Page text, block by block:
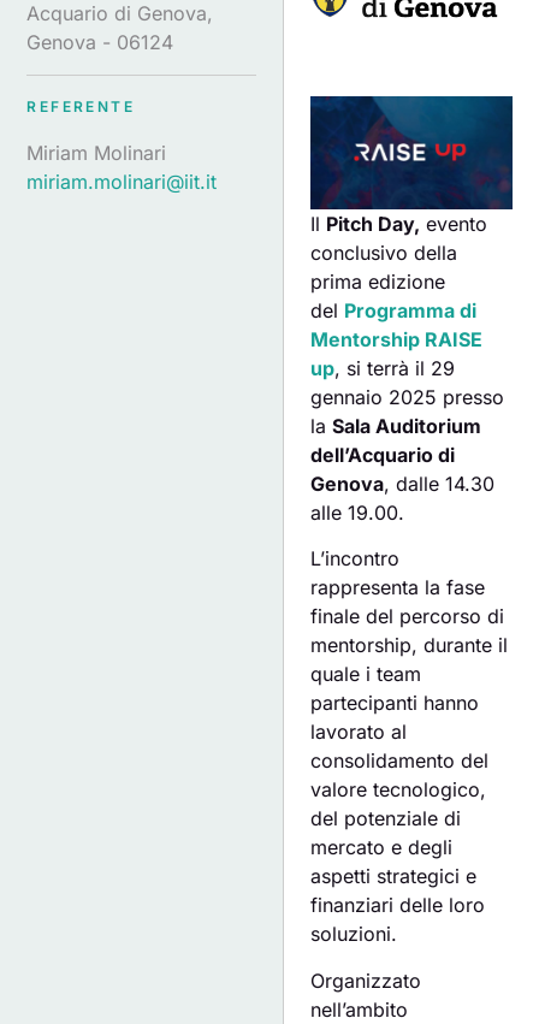
Acquario di Genova,
Genova - 06124
REFERENTE
Miriam Molinari
miriam.molinari@iit.it
Il Pitch Day, evento
conclusivo della
prima edizione
del Programma di
Mentorship RAISE
up, si terrà il 29
gennaio 2025 presso
laSala Auditorium
dell’Acquario di
Genova, dalle 14.30
alle 19.00.
L’incontro
rappresenta la fase
finale del percorso di
mentorship, durante il
quale i team
partecipanti hanno
lavorato al
consolidamento del
valore tecnologico,
del potenziale di
mercato e degli
aspetti strategici e
finanziari delle loro
soluzioni.
Organizzato
nell’ambito